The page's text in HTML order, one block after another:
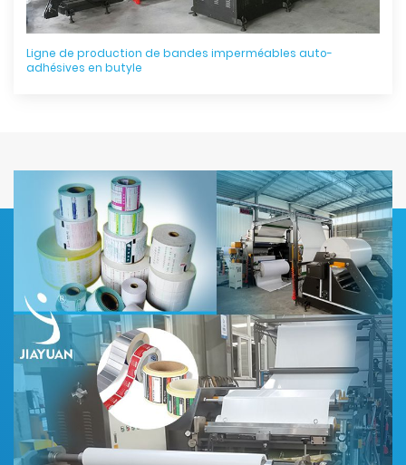
Ligne de production de bandes imperméables auto-
adhésives en butyle